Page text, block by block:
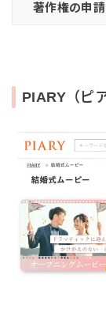
著作権の申請
PIARY（ピ